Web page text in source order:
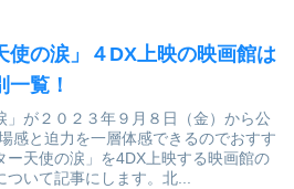
使の涙」４DX上映の映画館は
覧！
が２０２３年９月８日（金）から公
感と迫力を一層体感できるのでおすす
ー天使の涙」を4DX上映する映画館の
いて記事にします。北...